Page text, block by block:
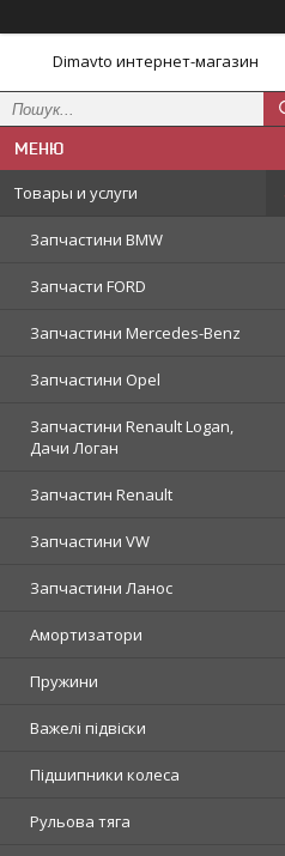
Dimavto интернет-магазин
Товары и услуги
Запчастини BMW
Запчасти FORD
Запчастини Mercedes-Benz
Запчастини Opel
Запчастини Renault Logan,
Дачи Логан
Запчастин Renault
Запчастини VW
Запчастини Ланос
Амортизатори
Пружини
Важелі підвіски
Підшипники колеса
Рульова тяга